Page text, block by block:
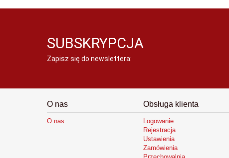
SUBSKRYPCJA
Zapisz się do newslettera:
O nas
O nas
Obsługa klienta
Logowanie
Rejestracja
Ustawienia
Zamówienia